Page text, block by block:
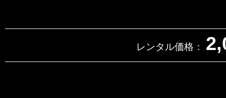
レンタル価格：